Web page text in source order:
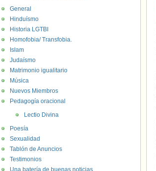
General
Hinduísmo
Historia LGTBI
Homofobia/ Transfobia.
Islam
Judaísmo
Matrimonio igualitario
Música
Nuevos Miembros
Pedagogía oracional
Lectio Divina
Poesía
Sexualidad
Tablón de Anuncios
Testimonios
Una batería de buenas noticias